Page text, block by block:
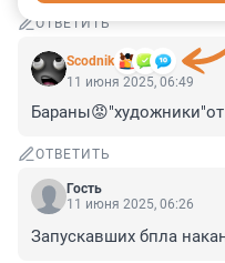
ОТВЕТИТЬ
Scodnik
11 июня 2025, 06:49
ОТВЕТИТЬ
Гость
11 июня 2025, 06:26
Запускавших бпла